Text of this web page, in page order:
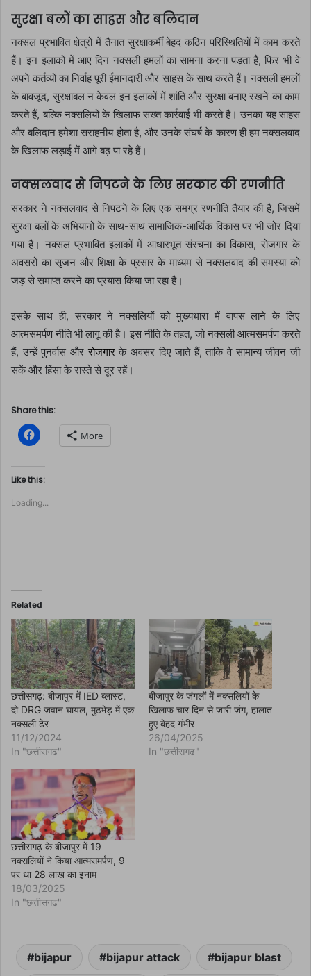
सुरक्षा बलों का साहस और बलिदान
नक्सल प्रभावित क्षेत्रों में तैनात सुरक्षाकर्मी बेहद कठिन परिस्थितियों में काम करते
हैं। इन इलाकों में आए दिन नक्सली हमलों का सामना करना पड़ता है, फिर भी वे
अपने कर्तव्यों का निर्वाह पूरी ईमानदारी और साहस के साथ करते हैं। नक्सली हमलों
के बावजूद, सुरक्षाबल न केवल इन इलाकों में शांति और सुरक्षा बनाए रखने का काम
करते हैं, बल्कि नक्सलियों के खिलाफ सख्त कार्रवाई भी करते हैं। उनका यह साहस
और बलिदान हमेशा सराहनीय होता है, और उनके संघर्ष के कारण ही हम नक्सलवाद
के खिलाफ लड़ाई में आगे बढ़ पा रहे हैं।
नक्सलवाद से निपटने के लिए सरकार की रणनीति
सरकार ने नक्सलवाद से निपटने के लिए एक समग्र रणनीति तैयार की है, जिसमें
सुरक्षा बलों के अभियानों के साथ-साथ सामाजिक-आर्थिक विकास पर भी जोर दिया
गया है। नक्सल प्रभावित इलाकों में आधारभूत संरचना का विकास, रोजगार के
अवसरों का सृजन और शिक्षा के प्रसार के माध्यम से नक्सलवाद की समस्या को
जड़ से समाप्त करने का प्रयास किया जा रहा है।
इसके साथ ही, सरकार ने नक्सलियों को मुख्यधारा में वापस लाने के लिए
आत्मसमर्पण नीति भी लागू की है। इस नीति के तहत, जो नक्सली आत्मसमर्पण करते
हैं, उन्हें पुनर्वास औररोजगारके अवसर दिए जाते हैं, ताकि वे सामान्य जीवन जी
सकें और हिंसा के रास्ते से दूर रहें।
Share this:
C
l
k
t
o
h
b
o
k
(
O
p
e
n
s
i
n
n
e
w
w
i
n
d
o
More
Like this:
Loading...
Related
छत्तीसगढ़: बीजापुर में IED ब्लास्ट,
दो DRG जवान घायल, मुठभेड़ में एक
नक्सली ढेर
11/12/2024
In "छत्तीसगढ"
बीजापुर के जंगलों में नक्सलियों के
खिलाफ चार दिन से जारी जंग, हालात
हुए बेहद गंभीर
26/04/2025
In "छत्तीसगढ"
छत्तीसगढ़ के बीजापुर में 19
नक्सलियों ने किया आत्मसमर्पण, 9
पर था 28 लाख का इनाम
18/03/2025
In "छत्तीसगढ"
bijapur bijapur attack bijapur blast